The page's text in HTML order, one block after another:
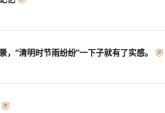
“清明时节雨纷纷”一下子就有了实感。